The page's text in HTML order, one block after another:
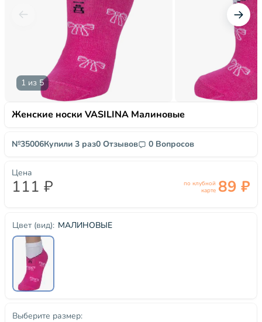
1 из 5
Женские носки VASILINA Малиновые
№35006Купили 3 раз0 Отзывов 0 Вопросов
Цвет (вид): МАЛИНОВЫЕ
Выберите размер:
Цена
111 ₽
по клубной
карте 89 ₽